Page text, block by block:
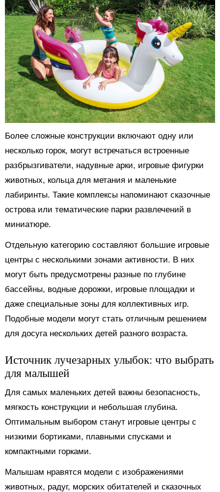
Более сложные конструкции включают одну или
несколько горок, могут встречаться встроенные
разбрызгиватели, надувные арки, игровые фигурки
животных, кольца для метания и маленькие
лабиринты. Такие комплексы напоминают сказочные
острова или тематические парки развлечений в
миниатюре.
Отдельную категорию составляют большие игровые
центры с несколькими зонами активности. В них
могут быть предусмотрены разные по глубине
бассейны, водные дорожки, игровые площадки и
даже специальные зоны для коллективных игр.
Подобные модели могут стать отличным решением
для досуга нескольких детей разного возраста.
Источник лучезарных улыбок: что выбрать
для малышей
Для самых маленьких детей важны безопасность,
мягкость конструкции и небольшая глубина.
Оптимальным выбором станут игровые центры с
низкими бортиками, плавными спусками и
компактными горками.
Малышам нравятся модели с изображениями
животных, радуг, морских обитателей и сказочных